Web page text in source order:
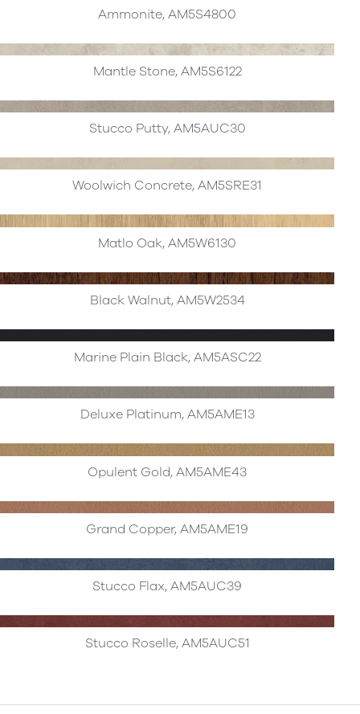
Ammonite, AM5S4800
Mantle Stone, AM5S6122
Stucco Putty, AM5AUC30
Woolwich Concrete, AM5SRE31
Matlo Oak, AM5W6130
Black Walnut, AM5W2534
Marine Plain Black, AM5ASC22
Deluxe Platinum, AM5AME13
Opulent Gold, AM5AME43
Grand Copper, AM5AME19
Stucco Flax, AM5AUC39
Stucco Roselle, AM5AUC51